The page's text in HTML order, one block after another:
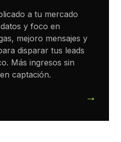
a tu mercado
y foco en
mejoro mensajes y
disparar tus leads
Más ingresos sin
captación.